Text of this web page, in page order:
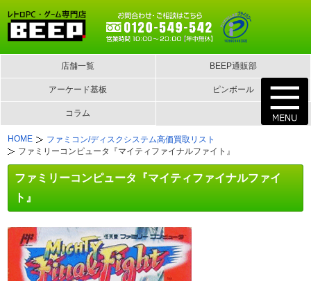
店舗一覧 BEEP通販部
アーケード基板 ピンボール
コラム
HOME
ファミコン/ディスクシステム高価買取リスト
ファミリーコンピュータ『マイティファイナルファイト』
ファミリーコンピュータ『マイティファイナルファイ
ト』